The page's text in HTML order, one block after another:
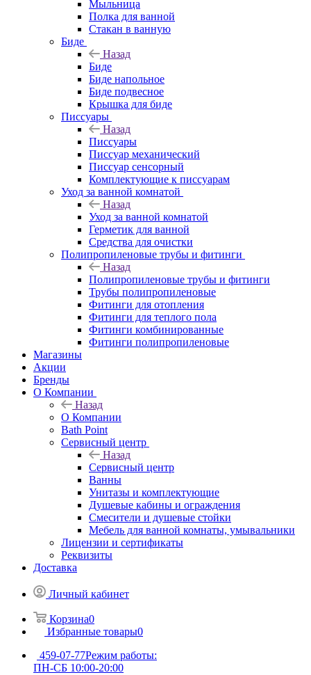
Мыльница
Полка для ванной
Стакан в ванную
Биде
Назад
Биде
Биде напольное
Биде подвесное
Крышка для биде
Писсуары
Назад
Писсуары
Писсуар механический
Писсуар сенсорный
Комплектующие к писсуарам
Уход за ванной комнатой
Назад
Уход за ванной комнатой
Герметик для ванной
Средства для очистки
Полипропиленовые трубы и фитинги
Назад
Полипропиленовые трубы и фитинги
Трубы полипропиленовые
Фитинги для отопления
Фитинги для теплого пола
Фитинги комбинированные
Фитинги полипропиленовые
Магазины
Акции
Бренды
О Компании
Назад
О Компании
Bath Point
Сервисный центр
Назад
Сервисный центр
Ванны
Унитазы и комплектующие
Душевые кабины и ограждения
Смесители и душевые стойки
Мебель для ванной комнаты, умывальники
Лицензии и сертификаты
Реквизиты
Доставка
Личный кабинет
Корзина0
Избранные товары0
459-07-77Режим работы:
ПН-СБ 10:00-20:00